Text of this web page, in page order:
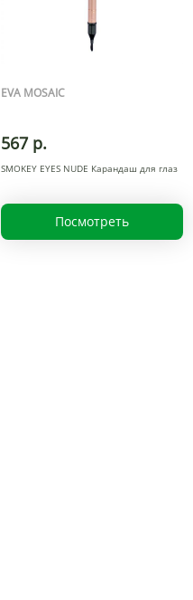
EVA MOSAIC
567 р.
SMOKEY EYES NUDE Карандаш для глаз
Посмотреть